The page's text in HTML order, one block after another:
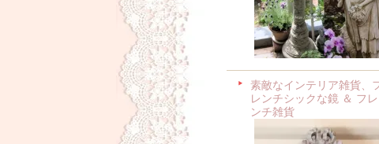
素敵なインテリア雑貨、
レンチシックな鏡 ＆ フレ
ンチ雑貨